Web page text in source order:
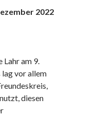
2022
Lahr am 9.
vor allem
diesen